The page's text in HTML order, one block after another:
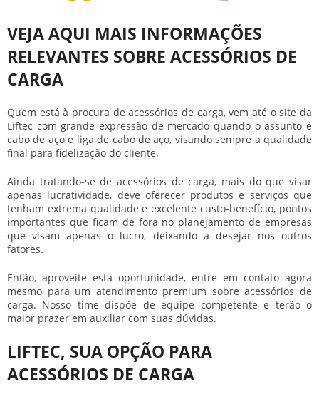
VEJA AQUI MAIS INFORMAÇÕES
RELEVANTES SOBRE ACESSÓRIOS DE
CARGA
Quem está à procura deacessórios de carga, vem até o site da
Liftec com grande expressão de mercado quando o assunto é
cabo de aço e liga de cabo de aço, visando sempre a qualidade
final para fidelização do cliente.
Ainda tratando-se de acessórios de carga, mais do que visar
apenas lucratividade, deve oferecer produtos e serviços que
tenham extrema qualidade e excelente custo-benefício, pontos
importantes que ficam de fora no planejamento de empresas
que visam apenas o lucro, deixando a desejar nos outros
fatores.
Então, aproveite esta oportunidade, entre em contato agora
mesmo para um atendimento premium sobreacessórios de
carga. Nosso time dispõe de equipe competente e terão o
maior prazer em auxiliar com suas dúvidas.
LIFTEC, SUA OPÇÃO PARA
ACESSÓRIOS DE CARGA